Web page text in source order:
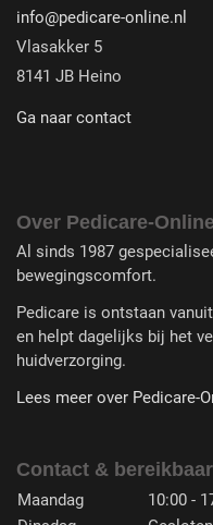
info@pedicare-online.nl
Vlasakker 5
8141 JB Heino
Ga naar contact
Over Pedicare-Online
Al sinds 1987
bewegingscomfort.
Pedicare is ontstaan
en helpt dagelijks bij het
huidverzorging.
Lees meer over Pedicare-
Contact &
Maandag
10:00 -